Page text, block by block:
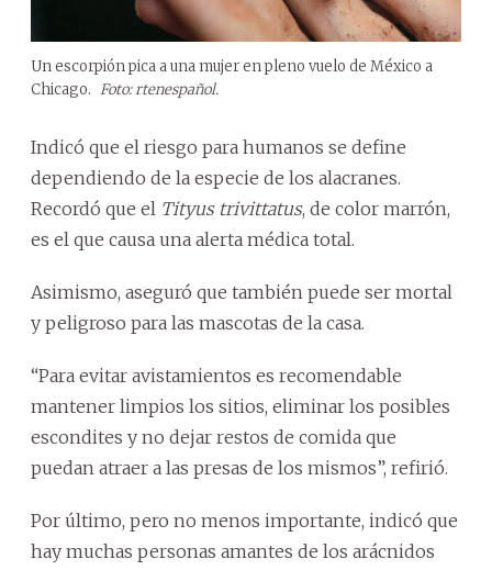
Un escorpión pica a una mujer en pleno vuelo de México a
Chicago. Foto: rtenespañol.
Indicó que el riesgo para humanos se define
dependiendo de la especie de los alacranes.
Recordó que el Tityus trivittatus, de color marrón,
es el que causa una alerta médica total.
Asimismo, aseguró que también puede ser mortal
y peligroso para las mascotas de la casa.
“Para evitar avistamientos es recomendable
mantener limpios los sitios, eliminar los posibles
escondites y no dejar restos de comida que
puedan atraer a las presas de los mismos”, refirió.
Por último, pero no menos importante, indicó que
hay muchas personas amantes de los arácnidos